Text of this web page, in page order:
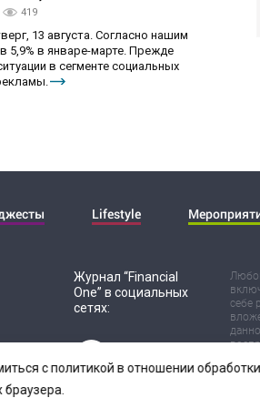
419
13 августа. Согласно нашим
5,9% в январе-марте. Прежде
в сегменте социальных
Lifestyle
Журнал “Financial
One” в социальных
сетях:
себе
риск
с политикой в отношении